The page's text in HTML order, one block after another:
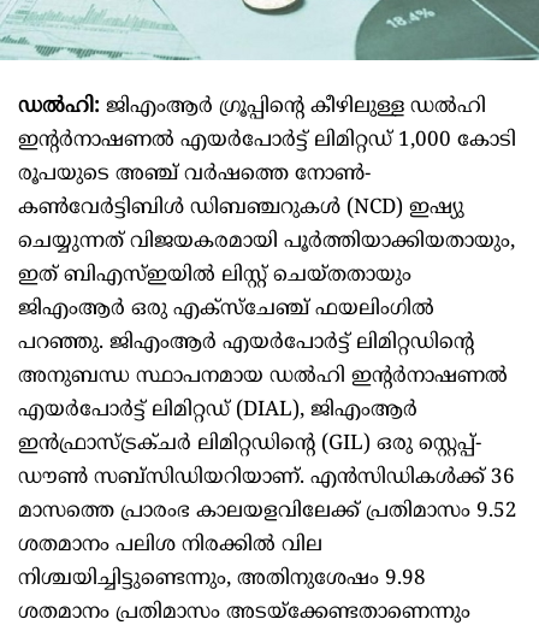
ഡൽഹി: ജിഎംആർ ഗ്രൂപ്പിന്റെ കീഴിലുള്ള ഡൽഹി
ഇന്റർനാഷണൽ എയർപോർട്ട് ലിമിറ്റഡ് 1,000 കോടി
രൂപയുടെ അഞ്ച് വർഷത്തെ നോൺ-
കൺവേർട്ടിബിൾ ഡിബഞ്ചറുകൾ (NCD) ഇഷ്യു
ചെയ്യുന്നത് വിജയകരമായി പൂർത്തിയാക്കിയതായും,
ഇത് ബിഎസ്ഇയിൽ ലിസ്റ്റ് ചെയ്തതായും
ജിഎംആർ ഒരു എക്സ്ചേഞ്ച് ഫയലിംഗിൽ
പറഞ്ഞു. ജിഎംആർ എയർപോർട്ട് ലിമിറ്റഡിന്റെ
അനുബന്ധ സ്ഥാപനമായ ഡൽഹി ഇന്റർനാഷണൽ
എയർപോർട്ട് ലിമിറ്റഡ് (DIAL), ജിഎംആർ
ഇൻഫ്രാസ്ട്രക്ചർ ലിമിറ്റഡിന്റെ (GIL) ഒരു സ്റ്റെപ്പ്-
ഡൗൺ സബ്സിഡിയറിയാണ്. എൻസിഡികൾക്ക് 36
മാസത്തെ പ്രാരംഭ കാലയളവിലേക്ക് പ്രതിമാസം 9.52
ശതമാനം പലിശ നിരക്കിൽ വില
നിശ്ചയിച്ചിട്ടുണ്ടെന്നും, അതിനുശേഷം 9.98
ശതമാനം പ്രതിമാസം അടയ്‌ക്കേണ്ടതാണെന്നും